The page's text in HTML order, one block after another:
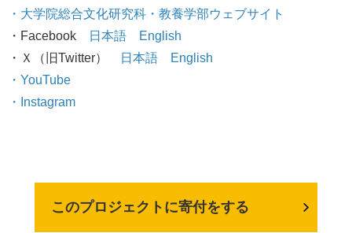
・ 大学院総合文化研究科・教養学部ウェブサイト
・Facebook
日本語
English
・Ｘ（旧Twitter）
日本語
English
・YouTube
・Instagram
このプロジェクトに寄付をする